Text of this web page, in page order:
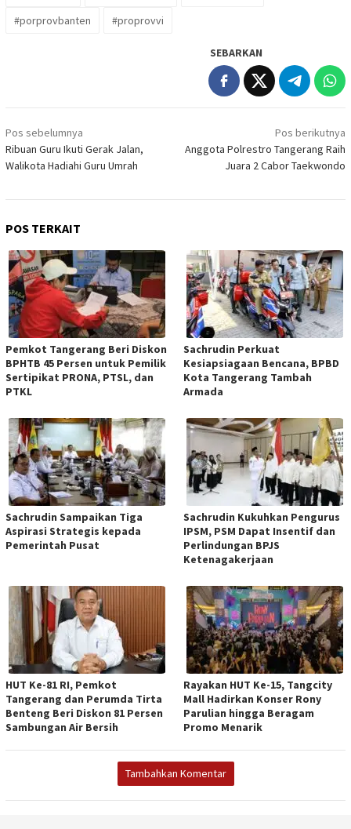
#porprovbanten
#proprovvi
SEBARKAN
Navigasi
pos
Pos sebelumnya
Ribuan Guru Ikuti Gerak Jalan,
Walikota Hadiahi Guru Umrah
Pos berikutnya
Anggota Polrestro Tangerang Raih
Juara 2 Cabor Taekwondo
POS TERKAIT
Pemkot Tangerang Beri Diskon
BPHTB 45 Persen untuk Pemilik
Sertipikat PRONA, PTSL, dan
PTKL
Sachrudin Perkuat
Kesiapsiagaan Bencana, BPBD
Kota Tangerang Tambah
Armada
Sachrudin Sampaikan Tiga
Aspirasi Strategis kepada
Pemerintah Pusat
Sachrudin Kukuhkan Pengurus
IPSM, PSM Dapat Insentif dan
Perlindungan BPJS
Ketenagakerjaan
HUT Ke-81 RI, Pemkot
Tangerang dan Perumda Tirta
Benteng Beri Diskon 81 Persen
Sambungan Air Bersih
Rayakan HUT Ke-15, Tangcity
Mall Hadirkan Konser Rony
Parulian hingga Beragam
Promo Menarik
Tambahkan Komentar